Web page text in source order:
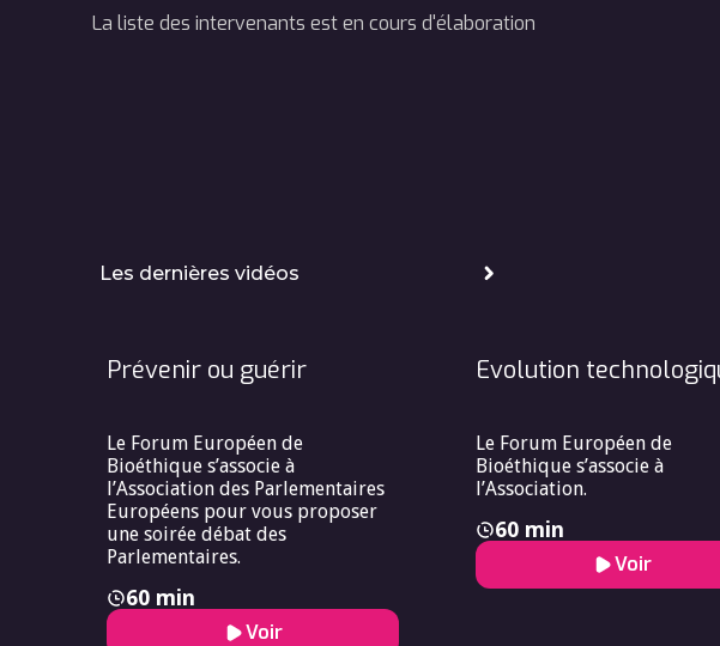
La liste des intervenants est en cours d'élaboration
Les dernières vidéos
Prévenir ou guérir
Le Forum Européen de
Bioéthique s’associe à
l’Association des Parlementaires
Européens pour vous proposer
une soirée débat des
Parlementaires.
60 min
Voir
Evolution
Le Forum Européen de
Bioéthique s’associe à
l’Association.
60 min
Voir